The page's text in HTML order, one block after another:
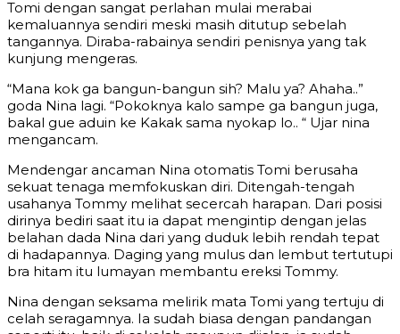
Tomi dengan sangat perlahan mulai merabai
kemaluannya sendiri meski masih ditutup sebelah
tangannya. Diraba-rabainya sendiri penisnya yang tak
kunjung mengeras.
“Mana kok ga bangun-bangun sih? Malu ya? Ahaha..”
goda Nina lagi. “Pokoknya kalo sampe ga bangun juga,
bakal gue aduin ke Kakak sama nyokap lo.. “ Ujar nina
mengancam.
Mendengar ancaman Nina otomatis Tomi berusaha
sekuat tenaga memfokuskan diri. Ditengah-tengah
usahanya Tommy melihat secercah harapan. Dari posisi
dirinya bediri saat itu ia dapat mengintip dengan jelas
belahan dada Nina dari yang duduk lebih rendah tepat
di hadapannya. Daging yang mulus dan lembut tertutupi
bra hitam itu lumayan membantu ereksi Tommy.
Nina dengan seksama melirik mata Tomi yang tertuju di
celah seragamnya. Ia sudah biasa dengan pandangan